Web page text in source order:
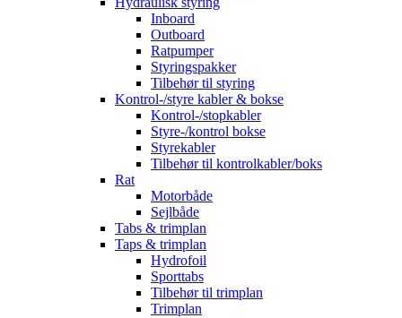
Inboard
Outboard
Ratpumper
Styringspakker
Tilbehør til styring
Kontrol-/styre kabler & bokse
Kontrol-/stopkabler
Styre-/kontrol bokse
Styrekabler
Tilbehør til kontrolkabler/boks
Rat
Motorbåde
Sejlbåde
Tabs & trimplan
Taps & trimplan
Hydrofoil
Sporttabs
Tilbehør til trimplan
Trimplan